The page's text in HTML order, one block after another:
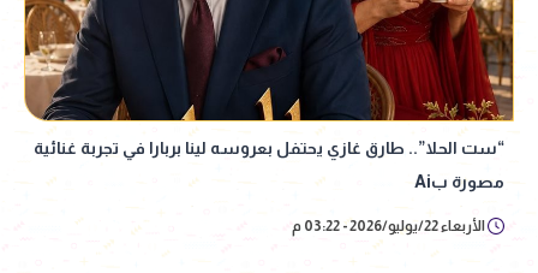
“ست الحلا”.. طارق غازي يحتفل بعروسه لينا بربارا في تجربة غنائية
مصورة بAi
الأربعاء 22/يوليو/2026 - 03:22 م